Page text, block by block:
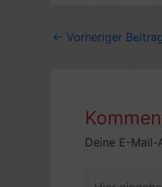
← Vorheriger
Deine E-